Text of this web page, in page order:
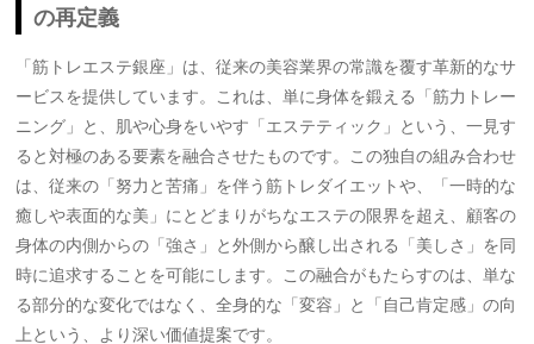
の再定義
「筋トレエステ銀座」は、従来の美容業界の常識を覆す革新的なサ
ービスを提供しています。これは、単に身体を鍛える「筋力トレー
ニング」と、肌や心身をいやす「エステティック」という、一見す
ると対極のある要素を融合させたものです。この独自の組み合わせ
は、従来の「努力と苦痛」を伴う筋トレダイエットや、「一時的な
癒しや表面的な美」にとどまりがちなエステの限界を超え、顧客の
身体の内側からの「強さ」と外側から醸し出される「美しさ」を同
時に追求することを可能にします。この融合がもたらすのは、単な
る部分的な変化ではなく、全身的な「変容」と「自己肯定感」の向
上という、より深い価値提案です。